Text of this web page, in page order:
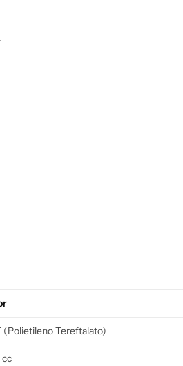
(Polietileno Tereftalato)